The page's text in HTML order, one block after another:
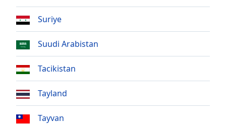
Opacity
Caption
Area
Background
Color
Opacity
Suriye
Suudi Arabistan
Tacikistan
Tayland
Tayvan